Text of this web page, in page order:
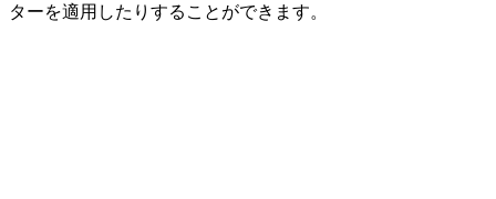
ターを適用したりすることができます。